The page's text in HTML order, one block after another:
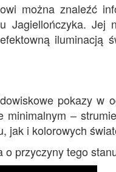
można znaleźć
Jagiellończyka. Jej
iluminacją
pokazy w
minimalnym –
jak i kolorowych
o przyczyny tego
Czym jest exit